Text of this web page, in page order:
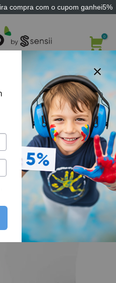
compra com o cupom ganhei5%
em Imãs